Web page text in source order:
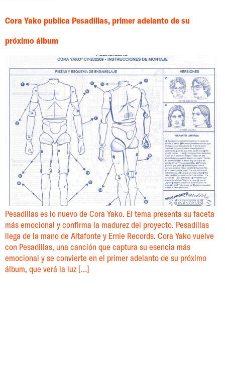
Cora Yako publica Pesadillas, primer adelanto de su
próximo álbum
Pesadillas es lo nuevo de Cora Yako. El tema presenta su faceta
más emocional y confirma la madurez del proyecto. Pesadillas
llega de la mano de Altafonte y Ernie Records. Cora Yako vuelve
con Pesadillas, una canción que captura su esencia más
emocional y se convierte en el primer adelanto de su próximo
álbum, que verá la luz […]